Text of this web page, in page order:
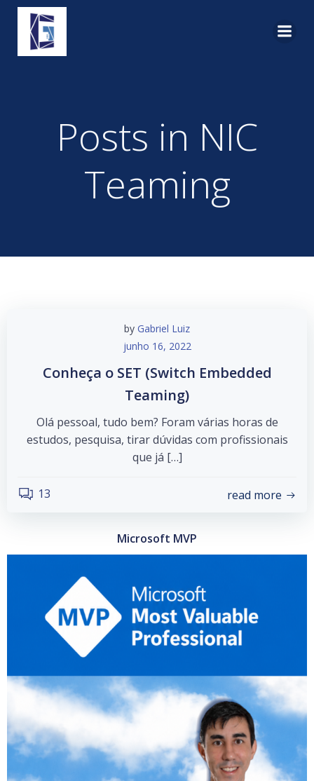
Posts in NIC
Teaming
by Gabriel Luiz
junho 16, 2022
Conheça o SET (Switch Embedded
Teaming)
Olá pessoal, tudo bem? Foram várias horas de
estudos, pesquisa, tirar dúvidas com profissionais
que já […]
13 read more
Microsoft MVP